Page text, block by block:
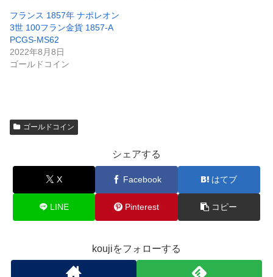
フランス 1857年 ナポレオン
3世 100フラン金貨 1857-A
PCGS-MS62
2022年8月8日
ゴールドコイン
ゴールドコイン
シェアする
X Facebook はてブ
LINE Pinterest コピー
koujiをフォローする